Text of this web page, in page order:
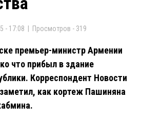
- 17:08 | Просмотров - 319
премьер-министр Армении
что прибыл в здание
Корреспондент Новости
как кортеж Пашиняна